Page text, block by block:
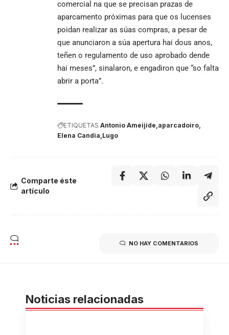
comercial na que se precisan prazas de
aparcamento próximas para que os lucenses
poidan realizar as súas compras, a pesar de
que anunciaron a súa apertura hai dous anos,
teñen o regulamento de uso aprobado dende
hai meses”, sinalaron, e engadiron que “so falta
abrir a porta”.
ETIQUETAS Antonio Ameijide aparcadoiro
Elena Candia Lugo
Comparte éste
artículo
NO HAY COMENTARIOS
Noticias relacionadas